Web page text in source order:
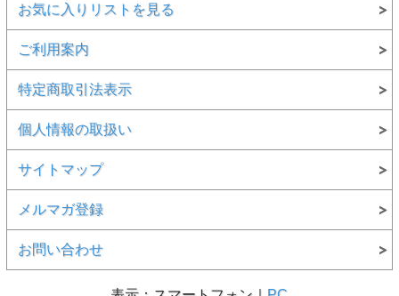
お気に入りリストを見る
ご利用案内
特定商取引法表示
個人情報の取扱い
サイトマップ
メルマガ登録
お問い合わせ